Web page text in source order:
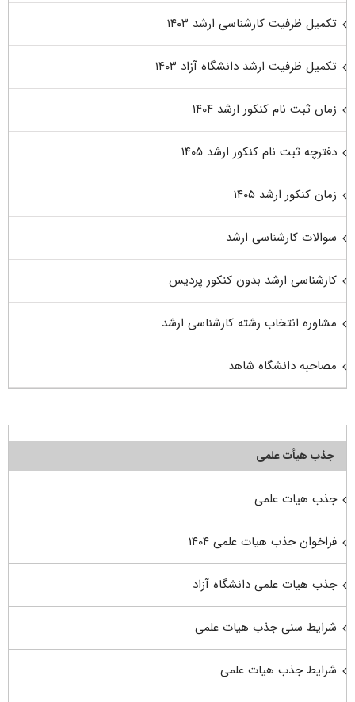
تکمیل ظرفیت کارشناسی ارشد ۱۴۰۳
تکمیل ظرفیت ارشد دانشگاه آزاد ۱۴۰۳
زمان ثبت نام کنکور ارشد ۱۴۰۴
دفترچه ثبت نام کنکور ارشد ۱۴۰۵
زمان کنکور ارشد ۱۴۰۵
سوالات کارشناسی ارشد
کارشناسی ارشد بدون کنکور پردیس
مشاوره انتخاب رشته کارشناسی ارشد
مصاحبه دانشگاه شاهد
جذب هیأت علمی
جذب هیات علمی
فراخوان جذب هیات علمی ۱۴۰۴
جذب هیات علمی دانشگاه آزاد
شرایط سنی جذب هیات علمی
شرایط جذب هیات علمی